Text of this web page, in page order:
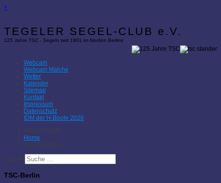
×
TEGELER SEGEL-CLUB e.V.
125 Jahre TSC - Segeln seit 1901 im Norden Berlins
Webcam
Webcam Malche
Wetter
Kalender
Sitemap
Kontakt
Impressum
Datenschutz
IDM der H-Boote 2026
Aktuelle Seite:
Home
TSC-Kalender
Suchen
TSC-Berlin